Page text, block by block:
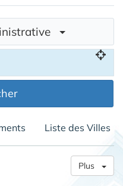
Liste des Villes
Plus